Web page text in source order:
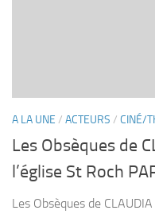
A LA UNE / ACTEURS / CINÉ/
Les Obsèques de
l’église St Roch
Les Obsèques de